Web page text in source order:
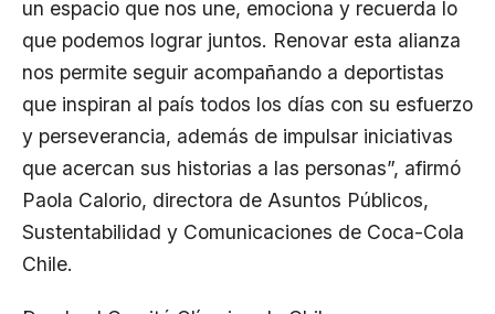
un espacio que nos une, emociona y recuerda lo
que podemos lograr juntos. Renovar esta alianza
nos permite seguir acompañando a deportistas
que inspiran al país todos los días con su esfuerzo
y perseverancia, además de impulsar iniciativas
que acercan sus historias a las personas”, afirmó
Paola Calorio, directora de Asuntos Públicos,
Sustentabilidad y Comunicaciones de Coca-Cola
Chile.